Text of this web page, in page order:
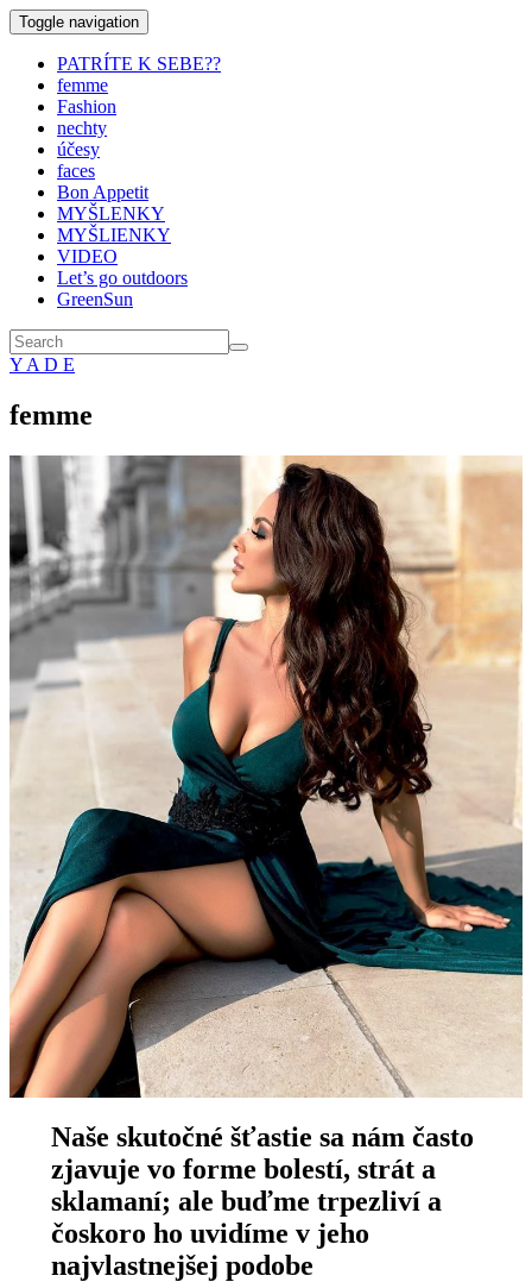
Toggle navigation
PATRÍTE K SEBE??
femme
Fashion
nechty
účesy
faces
Bon Appetit
MYŠLENKY
MYŠLIENKY
VIDEO
Let’s go outdoors
GreenSun
Y A D E
femme
Naše skutočné šťastie sa nám často
zjavuje vo forme bolestí, strát a
sklamaní; ale buďme trpezliví a
čoskoro ho uvidíme v jeho
najvlastnejšej podobe